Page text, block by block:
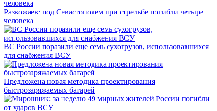
Развожаев: под Севастополем при стрельбе погибли четыре
человека
ВС России поразили еще семь сухогрузов, использовавшихся
для снабжения ВСУ
Предложена новая методика проектирования
быстрозаряжаемых батарей